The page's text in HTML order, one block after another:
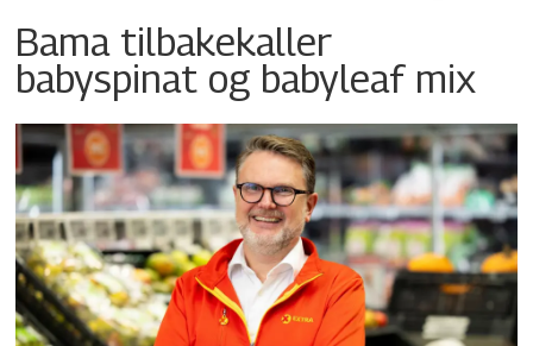
Bama tilbakekaller
babyspinat og babyleaf mix